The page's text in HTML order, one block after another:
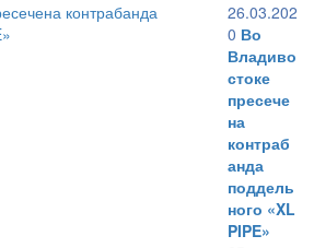
26.03.202
0 Во
Владиво
стоке
пресече
на
контраб
анда
поддель
ного «XL
PIPE»